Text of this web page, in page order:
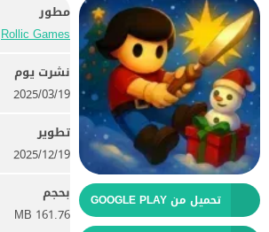
تحميل من GOOGLE PLAY
مطور
Rollic Games
نشرت يوم
19‏/03‏/2025
تطوير
19‏/12‏/2025
بحجم
161.76 MB